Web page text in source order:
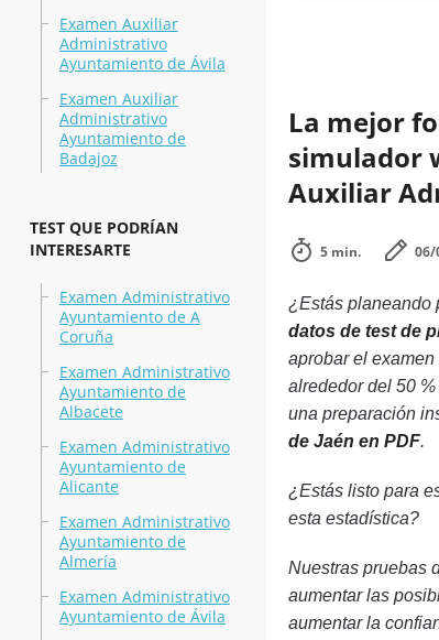
Examen Auxiliar
Administrativo
Ayuntamiento de Ávila
Examen Auxiliar
Administrativo
Ayuntamiento de
Badajoz
TEST QUE PODRÍAN
INTERESARTE
Examen Administrativo
Ayuntamiento de A
Coruña
Examen Administrativo
Ayuntamiento de
Albacete
Examen Administrativo
Ayuntamiento de
Alicante
Examen Administrativo
Ayuntamiento de
Almería
Examen Administrativo
Ayuntamiento de Ávila
La mejor
simulador
Auxiliar
5 min. 06/
¿Estás planeando
datos de test de
aprobar el
alrededor del 50
una preparación
de Jaén en PDF.
¿Estás listo para
esta estadística?
Nuestras pruebas
aumentar las
aumentar la